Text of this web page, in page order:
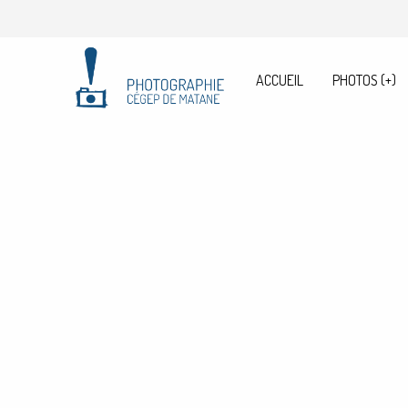
ACCUEIL PHOTOS (+)